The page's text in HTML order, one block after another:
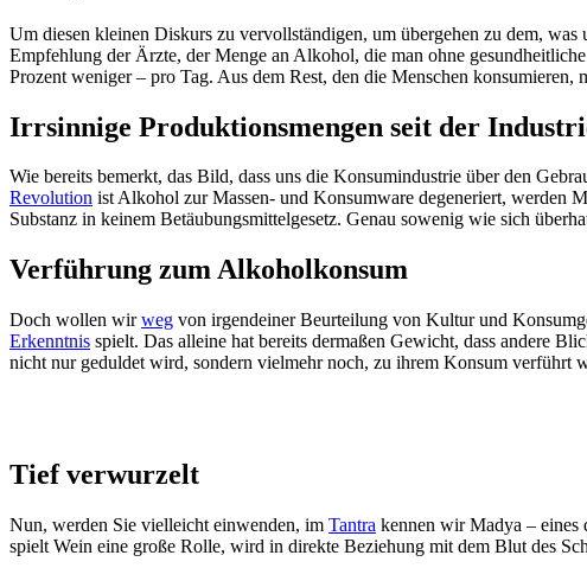
Um diesen kleinen Diskurs zu vervollständigen, um übergehen zu dem, was
Empfehlung der Ärzte, der Menge an Alkohol, die man ohne
Prozent weniger – pro Tag. Aus dem Rest, den die Menschen
Irrsinnige Produktionsmengen seit der
Wie bereits bemerkt, das Bild, dass uns die Konsumindustrie über den
Revolution ist Alkohol zur Massen- und Konsumware degeneriert, werden
Substanz in keinem Betäubungsmittelgesetz. Genau sowenig wie sich
Verführung zum Alkoholkonsum
Doch wollen wirweg von irgendeiner Beurteilung von Kultur und
Erkenntnis spielt. Das alleine hat bereits dermaßen Gewicht, dass andere
nicht nur geduldet wird, sondern vielmehr noch, zu ihrem Konsum verführt
Tief verwurzelt
Nun, werden Sie vielleicht einwenden, im Tantra kennen wir Madya – eines
spielt Wein eine große Rolle, wird in direkte Beziehung mit dem Blut des